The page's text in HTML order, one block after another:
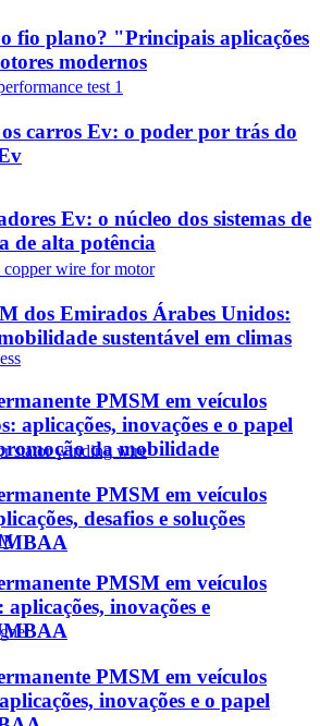
fio plano? "Principais aplicações
modernos
carros Ev: o poder por trás do
Ev: o núcleo dos sistemas de
de alta potência
dos Emirados Árabes Unidos:
sustentável em climas
PMSM em veículos
aplicações, inovações e o papel
da mobilidade
PMSM em veículos
desafios e soluções
PMSM em veículos
inovações e
PMSM em veículos
inovações e o papel